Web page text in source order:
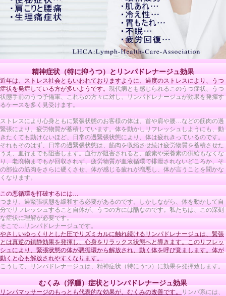
精神症状（特に抑うつ）とリンパドレナージュ効果
近年は、ストレス社会ともいわれておりますように、過度のストレスにより、うつ
症状を発症している方が多いようです。 現代病とも感じられるこのうつ症状、うつ
状態手前のうつ予備軍、これらの方々に対し、リンパドレナージュが効果を発揮す
るケースを多く見受けます。
ストレスにより心身ともに緊張状態のお客様の体は、首や肩や腰…などの筋肉の過
緊張により、疲労物質が蓄積しています。体を動かしリフレッシュしようにも、動
きたくても動けないほど、日常の過緊張状態により、体は疲れきっているのです。
それもそのはず、日常の過緊張状態は、筋肉を収縮させ続け疲労物質を蓄積させた
うえ、血行までも阻害します。血行が阻害されると、酸素や栄養素の供給もなくな
り、老廃物までもが回収されず、疲労物質が血液循環で排泄されないどころか、そ
の部位の筋肉をさらに硬くさせ、体が感じる疲れが増悪し、体が言うことを聞かな
くなります。
この悪循環を打破するには…
つまり、過緊張状態を緩和する必要があるのです。しかしながら、体を動かして自
分でリフレッシュすること自体が、うつの方には酷なのです。私たちは、この深刻
な症状に理解が必要です。
そこで…リンパドレナージュです。
やさしいゆっくりとした圧でリズミカルに触れ続けるリンパドレナージュは、緊張
とは真逆の鎮静効果を発揮し、心身をリラックス状態へと導きます。このリフレッ
シュにより、緊張状態の体が悪循環から解放され、動く体を呼び覚まします。体が
動くと心も解放されやすくなります。
こうして、リンパドレナージュは、精神症状（特にうつ）に効果を発揮致します。
むくみ（浮腫）症状とリンパドレナージュ効果
リンパマッサージのもっとも代表的な効果が、むくみの改善です。
リンパ系には、